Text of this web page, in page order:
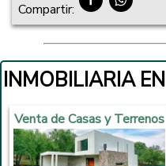
Compartir:
INMOBILIARIA
Venta de Casas y Terrenos